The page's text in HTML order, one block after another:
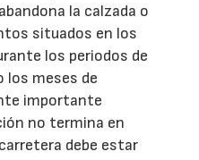
la calzada o
situados en los
los periodos de
los meses de
importante
no termina en
debe estar